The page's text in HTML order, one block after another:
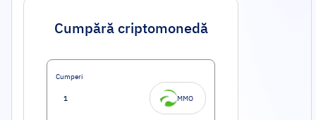
Cumpără criptomonedă
Cumperi
MMO